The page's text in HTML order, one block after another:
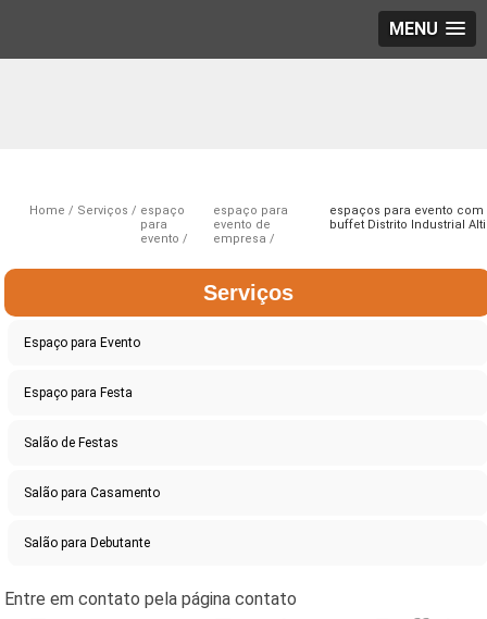
MENU
Home Serviços
espaço
para
evento
espaço para
evento de
empresa
espaços para evento com
buffet Distrito Industrial
Serviços
Espaço para Evento
Espaço para Festa
Salão de Festas
Salão para Casamento
Salão para Debutante